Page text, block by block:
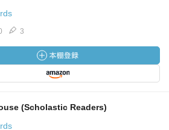
3
(Scholastic Readers)